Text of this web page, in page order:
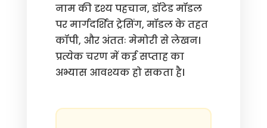
नाम की दृश्य पहचान, डॉटेड मॉडल
पर मार्गदर्शित ट्रेसिंग, मॉडल के तहत
कॉपी, और अंततः मेमोरी से लेखन।
प्रत्येक चरण में कई सप्ताह का
अभ्यास आवश्यक हो सकता है।